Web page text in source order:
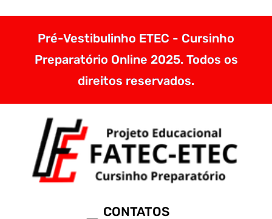
Pré-Vestibulinho ETEC - Cursinho
Preparatório Online 2025. Todos os
direitos reservados.
CONTATOS